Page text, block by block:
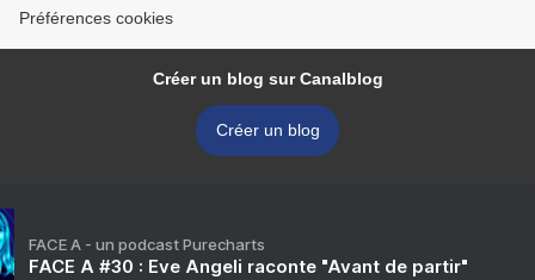
Préférences cookies
Créer un blog sur Canalblog
Créer un blog
FACE A - un podcast Purecharts
FACE A #30 : Eve Angeli raconte "Avant de partir"